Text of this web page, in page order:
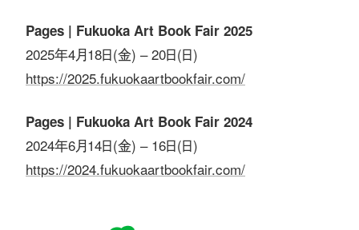
Pages | Fukuoka Art Book Fair 2025
2025年4月18日(金) – 20日(日)
https://2025.fukuokaartbookfair.com/
Pages | Fukuoka Art Book Fair 2024
2024年6月14日(金) – 16日(日)
https://2024.fukuokaartbookfair.com/